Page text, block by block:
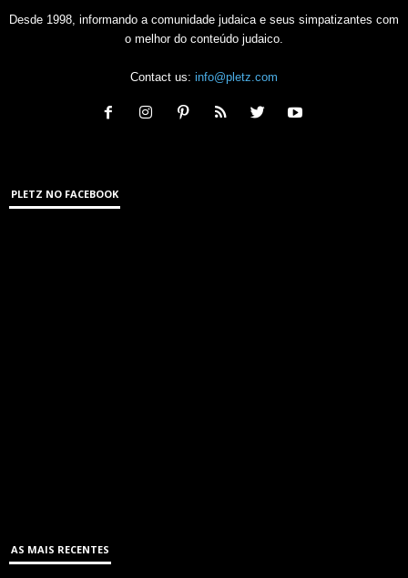
Desde 1998, informando a comunidade judaica e seus simpatizantes com
o melhor do conteúdo judaico.
Contact us: info@pletz.com
PLETZ NO FACEBOOK
AS MAIS RECENTES